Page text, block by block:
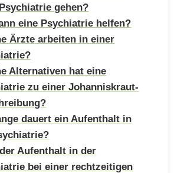
gehen?
eine Psychiatrie helfen?
Ärzte arbeiten in einer
Alternativen hat eine
zu einer Johanniskraut-
dauert ein Aufenthalt in
Aufenthalt in der
bei einer rechtzeitigen